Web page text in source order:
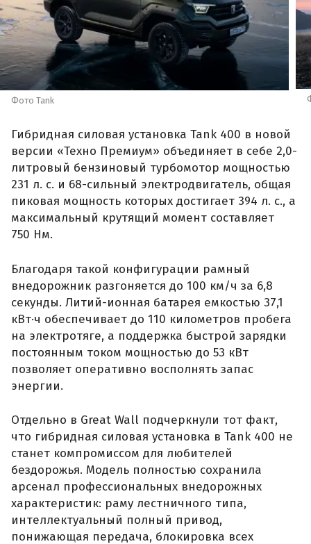
Фото Tank
Гибридная силовая установка Tank 400 в новой
версии «Техно Премиум» объединяет в себе 2,0-
литровый бензиновый турбомотор мощностью
231 л. с. и 68-сильный электродвигатель, общая
пиковая мощность которых достигает 394 л. с., а
максимальный крутящий момент составляет
750 Нм.
Благодаря такой конфигурации рамный
внедорожник разгоняется до 100 км/ч за 6,8
секунды. Литий-ионная батарея емкостью 37,1
кВт·ч обеспечивает до 110 километров пробега
на электротяге, а поддержка быстрой зарядки
постоянным током мощностью до 53 кВт
позволяет оперативно восполнять запас
энергии.
Отдельно в Great Wall подчеркнули тот факт,
что гибридная силовая установка в Tank 400 не
станет компромиссом для любителей
бездорожья. Модель полностью сохранила
арсенал профессиональных внедорожных
характеристик: раму лестничного типа,
интеллектуальный полный привод,
понижающая передача, блокировка всех